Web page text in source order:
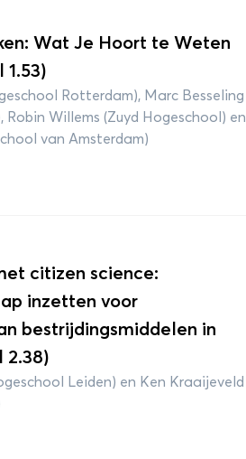
Wat Je Hoort te Weten
Rotterdam), Marc Besseling
Robin Willems (Zuyd Hogeschool) en
van Amsterdam)
citizen science:
inzetten voor
bestrijdingsmiddelen in
2.38)
Leiden) en Ken Kraaijeveld